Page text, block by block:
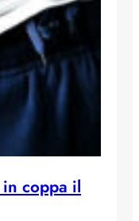
coppa il